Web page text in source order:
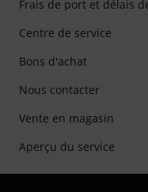
Frais de port et délais
Centre de service
Bons d'achat
Nous contacter
Vente en magasin
Aperçu du service